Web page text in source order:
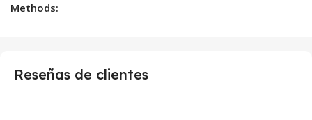
Methods:
Reseñas de clientes